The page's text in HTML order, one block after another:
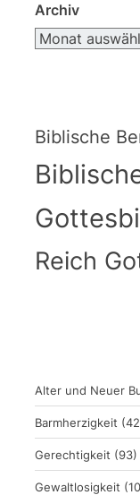
Archiv
Biblische
Reich
Alter und Neuer
Barmherzigkeit
Gerechtigkeit (93)
Gewaltlosigkeit